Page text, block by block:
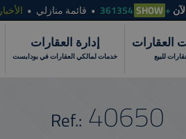
+361354
SHOW قائمة منازلي الأخبار
العقارات
للبيع
إدارة العقارات
خدمات لمالكي العقارات في بودابست
Ref.: 40650